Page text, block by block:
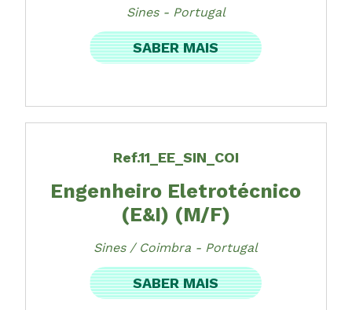
Sines - Portugal
SABER MAIS
Ref.11_EE_SIN_COI
Engenheiro Eletrotécnico
(E&I) (M/F)
Sines / Coimbra - Portugal
SABER MAIS